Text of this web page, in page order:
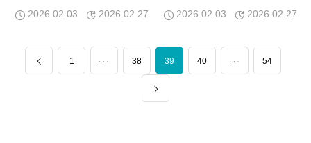
2026.02.03 2026.02.27 2026.02.03 2026.02.27
1
… 38 39 40
… 54